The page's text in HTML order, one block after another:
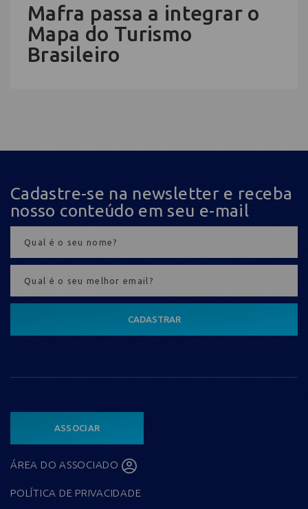
Mafra passa a integrar o
Mapa do Turismo
Brasileiro
Cadastre-se na newsletter e receba
nosso conteúdo em seu e-mail
CADASTRAR
ASSOCIAR
ÁREA DO ASSOCIADO
POLÍTICA DE PRIVACIDADE